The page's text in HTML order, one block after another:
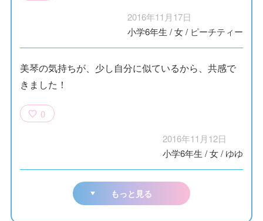
2016年11月17日
小学6年生 /女/ ピーチティー
美琴の気持ちが、少し自分に似ているから、共感で
きました！
0
2016年11月12日
小学6年生 /女/ ゆゆ
もっと見る